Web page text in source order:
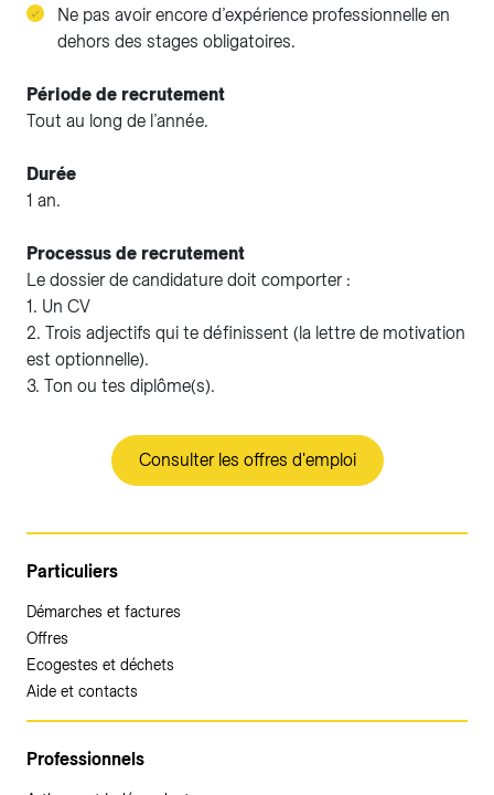
Ne pas avoir encore d’expérience professionnelle en
dehors des stages obligatoires.
Période de recrutement
Tout au long de l’année.
Durée
1 an.
Processus de recrutement
Le dossier de candidature doit comporter :
1. Un CV
2. Trois adjectifs qui te définissent (la lettre de motivation
est optionnelle).
3. Ton ou tes diplôme(s).
Consulter les offres d'emploi
Particuliers
Démarches et factures
Offres
Ecogestes et déchets
Aide et contacts
Professionnels